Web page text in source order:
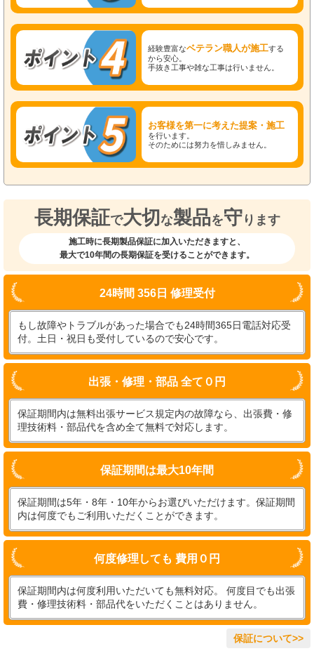
経験豊富なベテラン職人が施工する
から安心。
手抜き工事や雑な工事は行いません。
お客様を第一に考えた提案・施工
を行います。
そのためには努力を惜しみません。
長期保証で大切 な製品を守 ります
施工時に長期製品保証に加入いただきますと、
最大で10年間の長期保証を受けることができます。
24時間 356日 修理受付
もし故障やトラブルがあった場合でも24時間365日電話対応受
付。土日・祝日も受付しているので安心です。
出張・修理・部品 全て０円
保証期間内は無料出張サービス規定内の故障なら、出張費・修
理技術料・部品代を含め全て無料で対応します。
保証期間は最大10年間
保証期間は5年・8年・10年からお選びいただけます。保証期間
内は何度でもご利用いただくことができます。
何度修理しても 費用０円
保証期間内は何度利用いただいても無料対応。 何度目でも出張
費・修理技術料・部品代をいただくことはありません。
保証について>>